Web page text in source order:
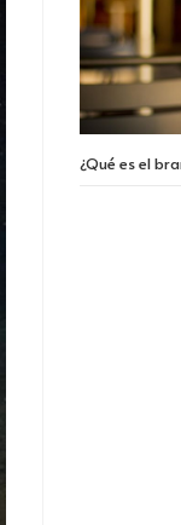
¿Qué es el